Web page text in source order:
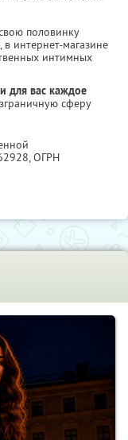
половинку
интернет-магазине
интимных
для вас каждое
сферу
, ОГРН